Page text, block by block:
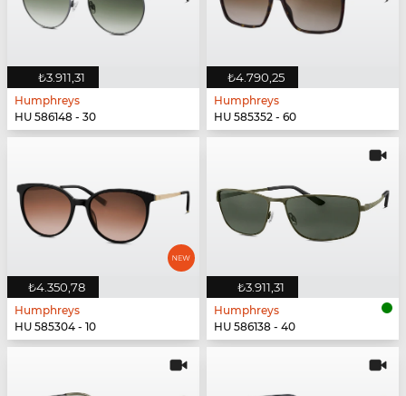
₺3.911,31
Humphreys
HU 586148 - 30
₺4.790,25
Humphreys
HU 585352 - 60
₺4.350,78
Humphreys
HU 585304 - 10
₺3.911,31
Humphreys
HU 586138 - 40